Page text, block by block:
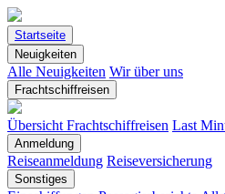
Startseite
Neuigkeiten
Alle Neuigkeiten Wir über uns
Frachtschiffreisen
Übersicht Frachtschiffreisen Last
Anmeldung
Reiseanmeldung Reiseversicherung
Sonstiges